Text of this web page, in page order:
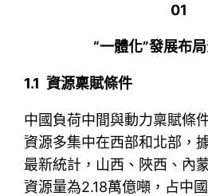
01
“一體化”發展布
1.1 資源稟賦條件
中國負荷中間與動力稟賦條
資源多集中在西部和北部，
最新統計，山西、陜西、內
資源量為2.18萬億噸，占中